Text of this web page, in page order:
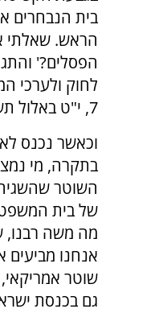
בית הנבחרים
הראש. שאלתי
הפסלים?'
לחוק ולערכי
7, י"ט באלול תשע"ח).
וכאשר נכנס
בתקרה, מי
השוטר
של בית המשפט
מה משה רבנו,
אנחנו
שוטר
גם בכנסת